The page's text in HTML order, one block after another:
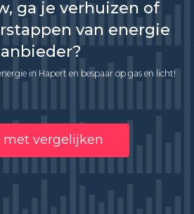
ga je verhuizen of
van energie
in Hapert en bespaar op gas en licht!
met vergelijken